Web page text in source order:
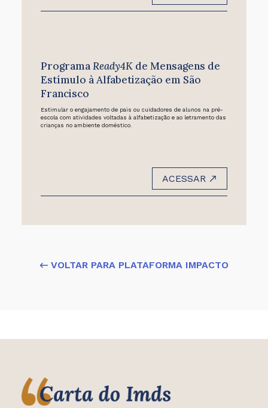
ProgramaReady4Kde Mensagens de
Estímulo à Alfabetização em São
Francisco
Estimular o engajamento de pais ou cuidadores de alunos na pré-
escola com atividades voltadas à alfabetização e ao letramento das
crianças no ambiente doméstico.
ACESSAR
← VOLTAR PARA PLATAFORMA IMPACTO